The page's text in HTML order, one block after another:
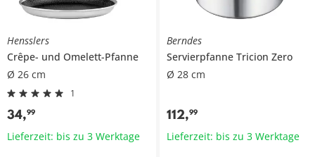
Hensslers
Crêpe- und Omelett-Pfanne
Ø 26 cm
1
34,99
Lieferzeit: bis zu 3 Werktage
Berndes
Servierpfanne Tricion Zero
Ø 28 cm
112,99
Lieferzeit: bis zu 3 Werktage